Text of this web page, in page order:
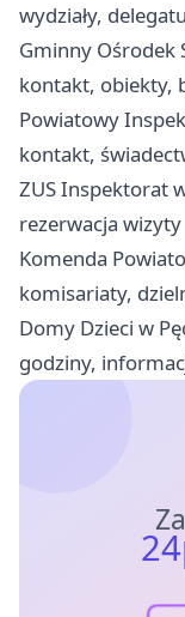
wydziały,
Gminny Ośrodek
kontakt, obiekty,
Powiatowy
kontakt,
ZUS Inspektorat
rezerwacja wizyty
Komenda
komisariaty,
Domy Dzieci w
godziny,